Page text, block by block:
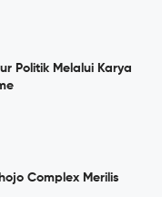
Politik Melalui Karya
Complex Merilis